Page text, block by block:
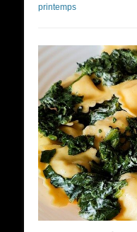
printemps